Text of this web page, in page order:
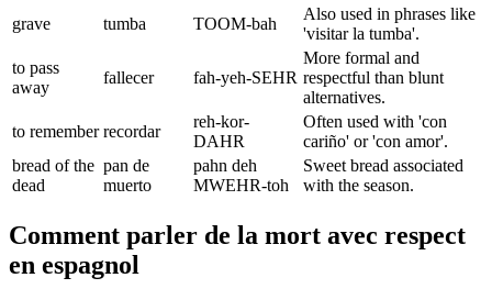
grave
tumba TOOM-bah
Also used in phrases like
'visitar la tumba'.
to pass
away
fallecer fah-yeh-SEHR
More formal and
respectful than blunt
alternatives.
to remember recordar
reh-kor-
DAHR
Often used with 'con
cariño' or 'con amor'.
bread of the
dead
pan de
muerto
pahn deh
MWEHR-toh
Sweet bread associated
with the season.
Comment parler de la mort avec respect
en espagnol